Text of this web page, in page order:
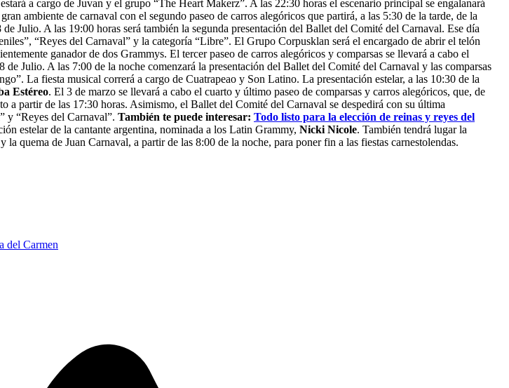
a cargo de Juvan y el grupo “The Heart Makerz”. A las 22:30 horas el escenario principal se engalanará
ambiente de carnaval con el segundo paseo de carros alegóricos que partirá, a las 5:30 de la tarde, de la
Julio. A las 19:00 horas será también la segunda presentación del Ballet del Comité del Carnaval. Ese día
“Reyes del Carnaval” y la categoría “Libre”. El Grupo Corpusklan será el encargado de abrir el telón
ganador de dos Grammys. El tercer paseo de carros alegóricos y comparsas se llevará a cabo el
Julio. A las 7:00 de la noche comenzará la presentación del Ballet del Comité del Carnaval y las comparsas
La fiesta musical correrá a cargo de Cuatrapeao y Son Latino. La presentación estelar, a las 10:30 de la
Estéreo. El 3 de marzo se llevará a cabo el cuarto y último paseo de comparsas y carros alegóricos, que, de
partir de las 17:30 horas. Asimismo, el Ballet del Comité del Carnaval se despedirá con su última
y “Reyes del Carnaval”. También te puede interesar: Todo listo para la elección de reinas y reyes del
estelar de la cantante argentina, nominada a los Latin Grammy, Nicki Nicole. También tendrá lugar la
quema de Juan Carnaval, a partir de las 8:00 de la noche, para poner fin a las fiestas carnestolendas.
del Carmen